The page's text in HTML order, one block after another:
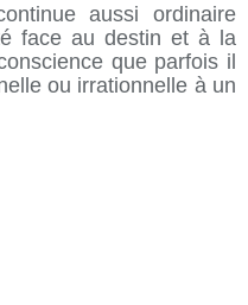
aussi ordinaire
face au destin et à la
que parfois il
ou irrationnelle à un